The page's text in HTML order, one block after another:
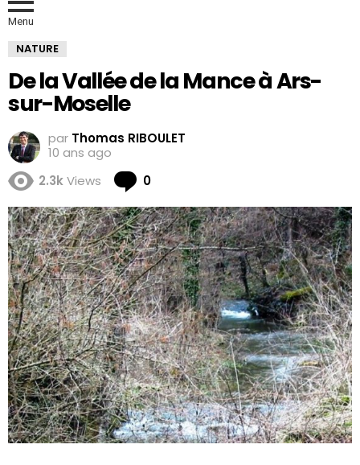
Menu
NATURE
De la Vallée de la Mance à Ars-
sur-Moselle
par Thomas RIBOULET
10 ans ago
2.3kViews 0